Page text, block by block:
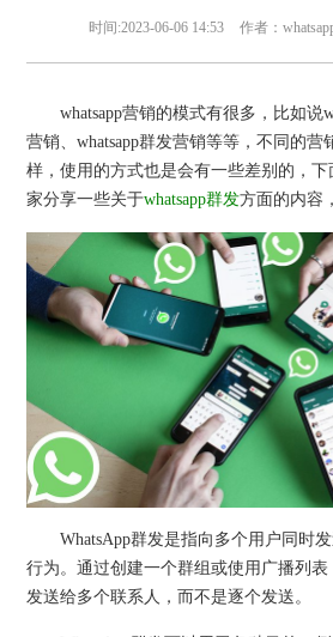
时间:2023-06-06 14:53 作者：
whatsapp营销的模式有很多，比如说
营销、whatsapp群发营销等等，不同的
样，使用的方式也是会有一些差别的，
家分享一些关于whatsapp群发方面的内容
WhatsApp群发是指向多个用户同时发
行为。通过创建一个群组或使用广播列
发送给多个联系人，而不是逐个发送。